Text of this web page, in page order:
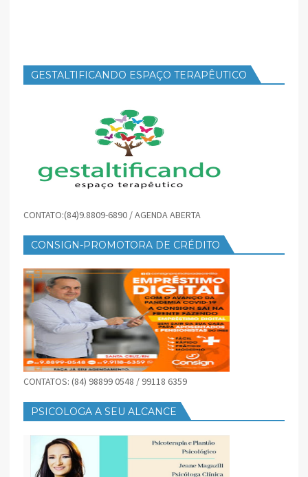
GESTALTIFICANDO ESPAÇO TERAPÊUTICO
CONTATO:(84)9.8809-6890 / AGENDA ABERTA
CONSIGN-PROMOTORA DE CRÉDITO
CONTATOS: (84) 98899 0548 / 99118 6359
PSICOLOGA A SEU ALCANCE